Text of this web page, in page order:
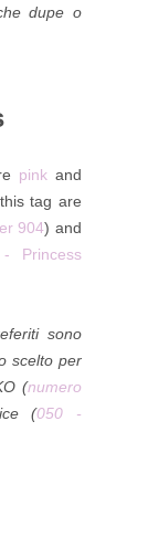
dupe o
pink and
tag are
904) and
Princess
sono
scelto per
(numero
(050 -